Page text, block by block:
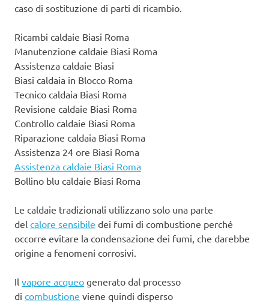
caso di sostituzione di parti di ricambio.
Ricambi caldaie Biasi Roma
Manutenzione caldaie Biasi Roma
Assistenza caldaie Biasi
Biasi caldaia in Blocco Roma
Tecnico caldaia Biasi Roma
Revisione caldaie Biasi Roma
Controllo caldaie Biasi Roma
Riparazione caldaia Biasi Roma
Assistenza 24 ore Biasi Roma
Assistenza caldaie Biasi Roma
Bollino blu caldaie Biasi Roma
Le caldaie tradizionali utilizzano solo una parte
del calore sensibile dei fumi di combustione perché
occorre evitare la condensazione dei fumi, che darebbe
origine a fenomeni corrosivi.
Il vapore acqueo generato dal processo
di combustione viene quindi disperso